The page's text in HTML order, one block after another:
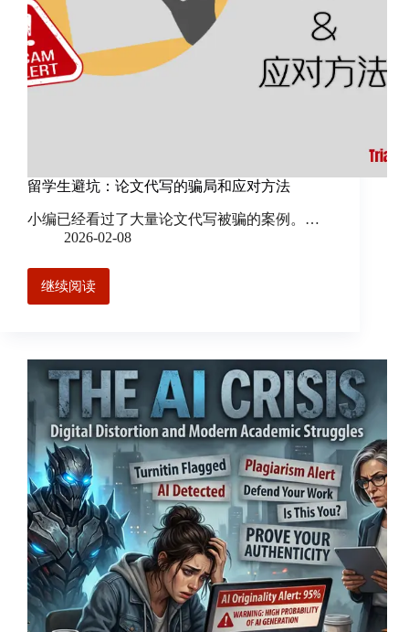
留学生避坑：论文代写的骗局和应对方法
小编已经看过了大量论文代写被骗的案例。…
2026-02-08
继续阅读